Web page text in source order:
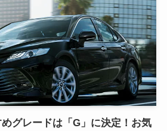
グレードは「G」に決定！お気